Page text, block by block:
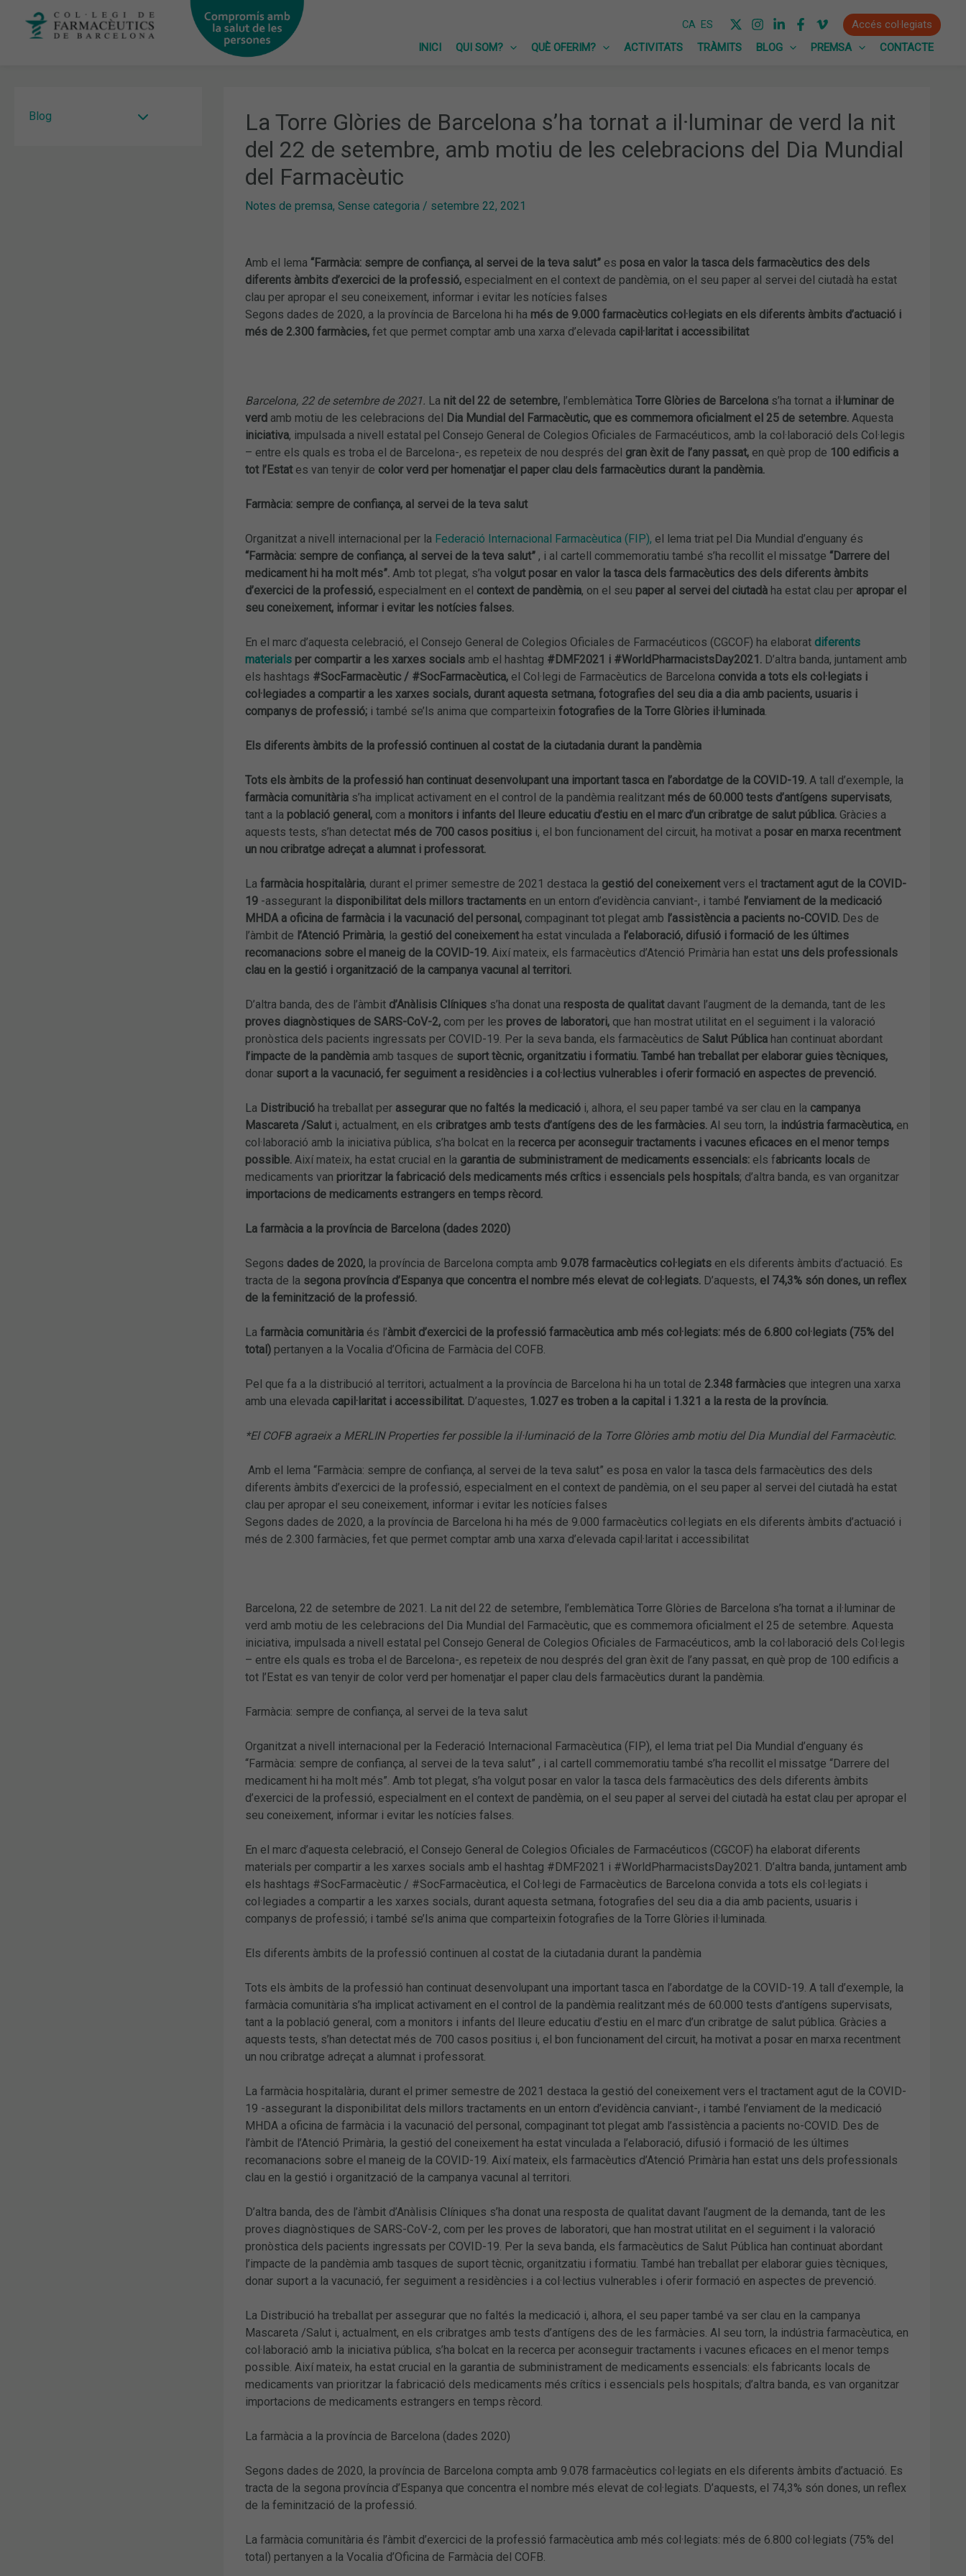
CA ES
Accés col·legiats
INICI
QUI SOM? QUÈ OFERIM? ACTIVITATS TRÀMITS BLOG PREMSA CONTACTE
Blog
La Torre Glòries de Barcelona s’ha tornat a il·luminar de verd la nit
del 22 de setembre, amb motiu de les celebracions del Dia Mundial
del Farmacèutic
Notes de premsa, Sense categoria/ setembre 22, 2021
Amb el lema “Farmàcia: sempre de confiança, al servei de la teva salut” es posa en valor la tasca dels farmacèutics des dels
diferents àmbits d’exercici de la professió,especialment en el context de pandèmia, on el seu paper al servei del ciutadà ha estat
clau per apropar el seu coneixement, informar i evitar les notícies falses
Segons dades de 2020, a la província de Barcelona hi ha més de 9.000 farmacèutics col·legiats en els diferents àmbits d’actuació i
més de 2.300 farmàcies,fet que permet comptar amb una xarxa d’elevada capil·laritat i accessibilitat
Barcelona, 22 de setembre de 2021. La nit del 22 de setembre,l’emblemàtica Torre Glòries de Barcelonas’ha tornat a il·luminar de
verd amb motiu de les celebracions del Dia Mundial del Farmacèutic, que es commemora oficialment el 25 de setembre. Aquesta
iniciativa, impulsada a nivell estatal pel Consejo General de Colegios Oficiales de Farmacéuticos, amb la col·laboració dels Col·legis
– entre els quals es troba el de Barcelona-, es repeteix de nou després del gran èxit de l’any passat,en què prop de 100 edificis a
tot l’Estat es van tenyir de color verd per homenatjar el paper clau dels farmacèutics durant la pandèmia.
Farmàcia: sempre de confiança, al servei de la teva salut
Organitzat a nivell internacional per la Federació Internacional Farmacèutica (FIP), el lema triat pel Dia Mundial d’enguany és
“Farmàcia: sempre de confiança, al servei de la teva salut” , i al cartell commemoratiu també s’ha recollit el missatge “Darrere del
medicament hi ha molt més”. Amb tot plegat, s’ha volgut posar en valor la tasca dels farmacèutics des dels diferents àmbits
d’exercici de la professió, especialment en el context de pandèmia, on el seu paper al servei del ciutadà ha estat clau per apropar el
seu coneixement, informar i evitar les notícies falses.
En el marc d’aquesta celebració, el Consejo General de Colegios Oficiales de Farmacéuticos (CGCOF) ha elaborat diferents
materialsper compartir a les xarxes socialsamb el hashtag #DMF2021 i #WorldPharmacistsDay2021.D’altra banda, juntament amb
els hashtags #SocFarmacèutic / #SocFarmacèutica, el Col·legi de Farmacèutics de Barcelona convida a tots els col·legiats i
col·legiades a compartir a les xarxes socials, durant aquesta setmana, fotografies del seu dia a dia amb pacients, usuaris i
companys de professió;i també se’ls anima que comparteixin fotografies de la Torre Glòries il·luminada.
Els diferents àmbits de la professió continuen al costat de la ciutadania durant la pandèmia
Tots els àmbits de la professió han continuat desenvolupant una important tasca en l’abordatge de la COVID-19. A tall d’exemple, la
farmàcia comunitària s’ha implicat activament en el control de la pandèmia realitzant més de 60.000 tests d’antígens supervisats,
tant a la població general, com a monitors i infants del lleure educatiu d’estiu en el marc d’un cribratge de salut pública. Gràcies a
aquests tests, s’han detectat més de 700 casos positius i, el bon funcionament del circuit, ha motivat a posar en marxa recentment
un nou cribratge adreçat a alumnat i professorat.
La farmàcia hospitalària, durant el primer semestre de 2021 destaca la gestió del coneixementvers el tractament agut de la COVID-
19-assegurant la disponibilitat dels millors tractamentsen un entorn d’evidència canviant-, i també l’enviament de la medicació
MHDA a oficina de farmàcia i la vacunació del personal,compaginant tot plegat amb l’assistència a pacients no-COVID. Des de
l’àmbit de l’Atenció Primària, la gestió del coneixement ha estat vinculada a l’elaboració, difusió i formació de les últimes
recomanacions sobre el maneig de la COVID-19.Així mateix, els farmacèutics d’Atenció Primària han estat uns dels professionals
clau en la gestió i organització de la campanya vacunal al territori.
D’altra banda, des de l’àmbit d’Anàlisis Clíniquess’ha donat una resposta de qualitatdavant l’augment de la demanda, tant de les
proves diagnòstiques de SARS-CoV-2,com per les proves de laboratori, que han mostrat utilitat en el seguiment i la valoració
pronòstica dels pacients ingressats per COVID-19. Per la seva banda, els farmacèutics de Salut Pública han continuat abordant
l’impacte de la pandèmia amb tasques de suport tècnic, organitzatiu i formatiu. També han treballat per elaborar guies tècniques,
donar suport a la vacunació, fer seguiment a residències i a col·lectius vulnerables i oferir formació en aspectes de prevenció.
La Distribució ha treballat per assegurar que no faltés la medicaciói, alhora, el seu paper també va ser clau en la campanya
Mascareta /Saluti, actualment, en els cribratges amb tests d’antígens des de les farmàcies. Al seu torn, la indústria farmacèutica,en
col·laboració amb la iniciativa pública, s’ha bolcat en la recerca per aconseguir tractaments i vacunes eficaces en el menor temps
possible.Així mateix, ha estat crucial en la garantia de subministrament de medicaments essencials: els fabricants localsde
medicaments van prioritzar la fabricació dels medicaments més críticsi essencials pels hospitals; d’altra banda, es van organitzar
importacions de medicaments estrangers en temps rècord.
La farmàcia a la província de Barcelona (dades 2020)
Segons dades de 2020,la província de Barcelona compta amb 9.078 farmacèutics col·legiatsen els diferents àmbits d’actuació. Es
tracta de la segona província d’Espanya que concentra el nombre més elevat de col·legiats. D’aquests, el 74,3% són dones, un reflex
de la feminització de la professió.
La farmàcia comunitària és l’àmbit d’exercici de la professió farmacèutica amb més col·legiats: més de 6.800 col·legiats (75% del
total) pertanyen a la Vocalia d’Oficina de Farmàcia del COFB.
Pel que fa a la distribució al territori, actualment a la província de Barcelona hi ha un total de 2.348 farmàciesque integren una xarxa
amb una elevada capil·laritat i accessibilitat.D’aquestes, 1.027 es troben a la capital i 1.321 a la resta de la província.
*El COFB agraeix a MERLIN Properties fer possible la il·luminació de la Torre Glòries amb motiu del Dia Mundial del Farmacèutic.
Amb el lema “Farmàcia: sempre de confiança, al servei de la teva salut” es posa en valor la tasca dels farmacèutics des dels
diferents àmbits d’exercici de la professió, especialment en el context de pandèmia, on el seu paper al servei del ciutadà ha estat
clau per apropar el seu coneixement, informar i evitar les notícies falses
Segons dades de 2020, a la província de Barcelona hi ha més de 9.000 farmacèutics col·legiats en els diferents àmbits d’actuació i
més de 2.300 farmàcies, fet que permet comptar amb una xarxa d’elevada capil·laritat i accessibilitat
Barcelona, 22 de setembre de 2021. La nit del 22 de setembre, l’emblemàtica Torre Glòries de Barcelona s’ha tornat a il·luminar de
verd amb motiu de les celebracions del Dia Mundial del Farmacèutic, que es commemora oficialment el 25 de setembre. Aquesta
iniciativa, impulsada a nivell estatal pel Consejo General de Colegios Oficiales de Farmacéuticos, amb la col·laboració dels Col·legis
– entre els quals es troba el de Barcelona-, es repeteix de nou després del gran èxit de l’any passat, en què prop de 100 edificis a
tot l’Estat es van tenyir de color verd per homenatjar el paper clau dels farmacèutics durant la pandèmia.
Farmàcia: sempre de confiança, al servei de la teva salut
Organitzat a nivell internacional per la Federació Internacional Farmacèutica (FIP), el lema triat pel Dia Mundial d’enguany és
“Farmàcia: sempre de confiança, al servei de la teva salut” , i al cartell commemoratiu també s’ha recollit el missatge “Darrere del
medicament hi ha molt més”. Amb tot plegat, s’ha volgut posar en valor la tasca dels farmacèutics des dels diferents àmbits
d’exercici de la professió, especialment en el context de pandèmia, on el seu paper al servei del ciutadà ha estat clau per apropar el
seu coneixement, informar i evitar les notícies falses.
En el marc d’aquesta celebració, el Consejo General de Colegios Oficiales de Farmacéuticos (CGCOF) ha elaborat diferents
materials per compartir a les xarxes socials amb el hashtag #DMF2021 i #WorldPharmacistsDay2021. D’altra banda, juntament amb
els hashtags #SocFarmacèutic / #SocFarmacèutica, el Col·legi de Farmacèutics de Barcelona convida a tots els col·legiats i
col·legiades a compartir a les xarxes socials, durant aquesta setmana, fotografies del seu dia a dia amb pacients, usuaris i
companys de professió; i també se’ls anima que comparteixin fotografies de la Torre Glòries il·luminada.
Els diferents àmbits de la professió continuen al costat de la ciutadania durant la pandèmia
Tots els àmbits de la professió han continuat desenvolupant una important tasca en l’abordatge de la COVID-19. A tall d’exemple, la
farmàcia comunitària s’ha implicat activament en el control de la pandèmia realitzant més de 60.000 tests d’antígens supervisats,
tant a la població general, com a monitors i infants del lleure educatiu d’estiu en el marc d’un cribratge de salut pública. Gràcies a
aquests tests, s’han detectat més de 700 casos positius i, el bon funcionament del circuit, ha motivat a posar en marxa recentment
un nou cribratge adreçat a alumnat i professorat.
La farmàcia hospitalària, durant el primer semestre de 2021 destaca la gestió del coneixement vers el tractament agut de la COVID-
19 -assegurant la disponibilitat dels millors tractaments en un entorn d’evidència canviant-, i també l’enviament de la medicació
MHDA a oficina de farmàcia i la vacunació del personal, compaginant tot plegat amb l’assistència a pacients no-COVID. Des de
l’àmbit de l’Atenció Primària, la gestió del coneixement ha estat vinculada a l’elaboració, difusió i formació de les últimes
recomanacions sobre el maneig de la COVID-19. Així mateix, els farmacèutics d’Atenció Primària han estat uns dels professionals
clau en la gestió i organització de la campanya vacunal al territori.
D’altra banda, des de l’àmbit d’Anàlisis Clíniques s’ha donat una resposta de qualitat davant l’augment de la demanda, tant de les
proves diagnòstiques de SARS-CoV-2, com per les proves de laboratori, que han mostrat utilitat en el seguiment i la valoració
pronòstica dels pacients ingressats per COVID-19. Per la seva banda, els farmacèutics de Salut Pública han continuat abordant
l’impacte de la pandèmia amb tasques de suport tècnic, organitzatiu i formatiu. També han treballat per elaborar guies tècniques,
donar suport a la vacunació, fer seguiment a residències i a col·lectius vulnerables i oferir formació en aspectes de prevenció.
La Distribució ha treballat per assegurar que no faltés la medicació i, alhora, el seu paper també va ser clau en la campanya
Mascareta /Salut i, actualment, en els cribratges amb tests d’antígens des de les farmàcies. Al seu torn, la indústria farmacèutica, en
col·laboració amb la iniciativa pública, s’ha bolcat en la recerca per aconseguir tractaments i vacunes eficaces en el menor temps
possible. Així mateix, ha estat crucial en la garantia de subministrament de medicaments essencials: els fabricants locals de
medicaments van prioritzar la fabricació dels medicaments més crítics i essencials pels hospitals; d’altra banda, es van organitzar
importacions de medicaments estrangers en temps rècord.
La farmàcia a la província de Barcelona (dades 2020)
Segons dades de 2020, la província de Barcelona compta amb 9.078 farmacèutics col·legiats en els diferents àmbits d’actuació. Es
tracta de la segona província d’Espanya que concentra el nombre més elevat de col·legiats. D’aquests, el 74,3% són dones, un reflex
de la feminització de la professió.
La farmàcia comunitària és l’àmbit d’exercici de la professió farmacèutica amb més col·legiats: més de 6.800 col·legiats (75% del
total) pertanyen a la Vocalia d’Oficina de Farmàcia del COFB.